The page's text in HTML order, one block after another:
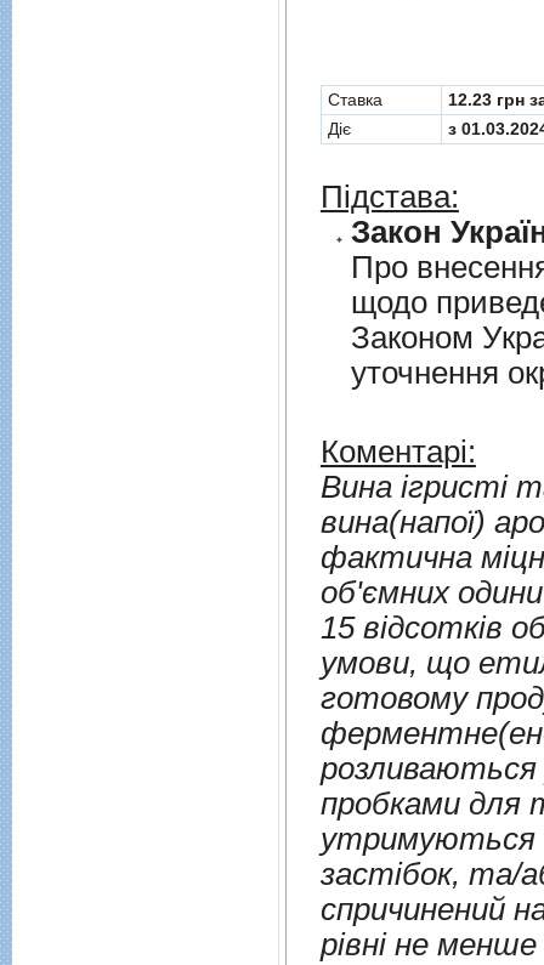
Cтавка
12.23 грн
Діє
з
Підстава:
Закон
Про
щодо
Законом
уточнення
Коментарі:
Вина ігристі та вина
вина(напої)
фактична
об'ємних
15 відсотків
умови, що
готовому
розливаються у пляшки,
пробками для
утримуються
застібок, та/
спричинений
рівні не